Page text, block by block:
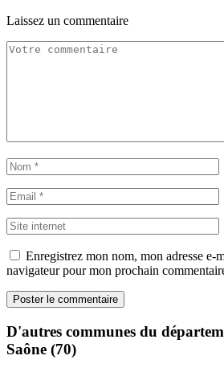
Laissez un commentaire
Enregistrez mon nom, mon adresse e-
navigateur pour mon prochain
D'autres communes du
Saône (70)